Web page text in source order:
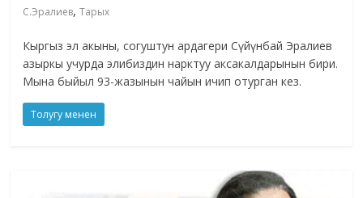
С.Эралиев,Тарых
Кыргыз эл акыны, согуштун ардагери Сүйүнбай Эралиев
азыркы учурда элибиздин нарктуу аксакалдарынын бири.
Мына быйыл 93-жазынын чайын ичип отурган кез.
Толугу менен